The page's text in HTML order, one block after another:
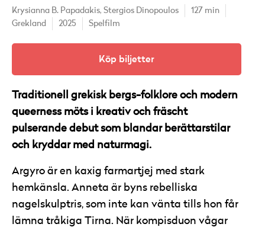
Krysianna B. Papadakis, Stergios Dinopoulos
127 min
Grekland
2025 Spelfilm
Köp biljetter
Traditionell grekisk bergs-folklore och modern
queerness möts i kreativ och fräscht
pulserande debut som blandar berättarstilar
och kryddar med naturmagi.
Argyro är en kaxig farmartjej med stark
hemkänsla. Anneta är byns rebelliska
nagelskulptris, som inte kan vänta tills hon får
lämna tråkiga Tirna. När kompisduon vågar